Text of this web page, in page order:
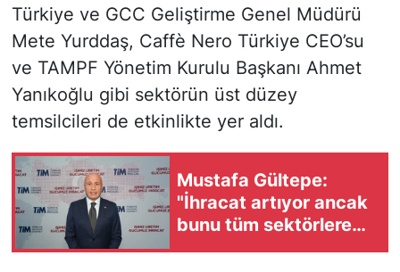
Türkiye ve GCC Geliştirme Genel Müdürü
Mete Yurddaş, Caffè Nero Türkiye CEO’su
ve TAMPF Yönetim Kurulu Başkanı Ahmet
Yanıkoğlu gibi sektörün üst düzey
temsilcileri de etkinlikte yer aldı.
Mustafa Gültepe:
"İhracat artıyor ancak
bunu tüm sektörlere